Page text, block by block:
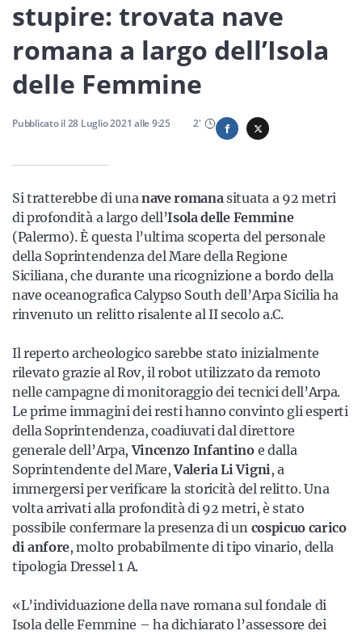
Servizi
nostra newsletter
Iscriviti
stupire: trovata nave
romana a largo dell’Isola
delle Femmine
Pubblicato il28 Luglio 2021 alle9:25 2'
Si tratterebbe di unanave romanasituata a 92 metri
di profondità a largo dell’Isola delle Femmine
(Palermo). È questa l’ultima scoperta del personale
della Soprintendenza del Mare della Regione
Siciliana, che durante una ricognizione a bordo della
nave oceanografica Calypso South dell’Arpa Sicilia ha
rinvenuto un relitto risalente al II secolo a.C.
Il reperto archeologico sarebbe stato inizialmente
rilevato grazie al Rov, il robot utilizzato da remoto
nelle campagne di monitoraggio dei tecnici dell’Arpa.
Le prime immagini dei resti hanno convinto gli esperti
della Soprintendenza, coadiuvati dal direttore
generale dell’Arpa,Vincenzo Infantino e dalla
Soprintendente del Mare,Valeria Li Vigni, a
immergersi per verificare la storicità del relitto. Una
volta arrivati alla profondità di 92 metri, è stato
possibile confermare la presenza di un cospicuo carico
di anfore, molto probabilmente di tipo vinario, della
tipologia Dressel 1 A.
«L’individuazione della nave romana sul fondale di
Isola delle Femmine – ha dichiarato l’assessore dei